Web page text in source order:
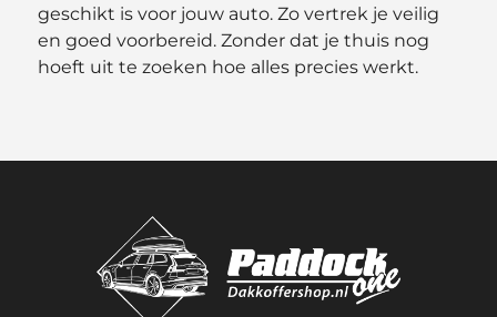
geschikt is voor jouw auto. Zo vertrek je veilig
en goed voorbereid. Zonder dat je thuis nog
hoeft uit te zoeken hoe alles precies werkt.